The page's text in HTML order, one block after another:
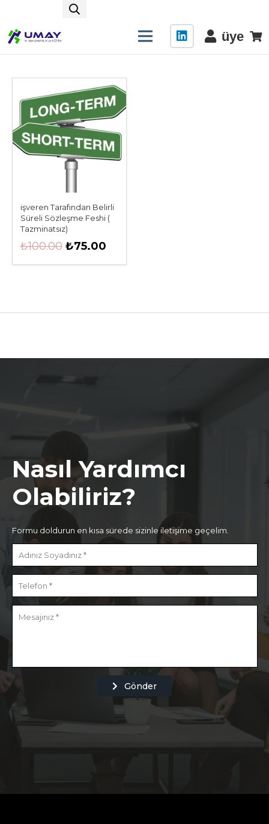
üye
işveren Tarafından Belirli
Süreli Sözleşme Feshi (
Tazminatsız)
₺100.00 Orijinal
₺75.00Şu
Nasıl Yardımcı
Olabiliriz?
Formu doldurun en kısa sürede sizinle iletişime geçelim.
Gönder